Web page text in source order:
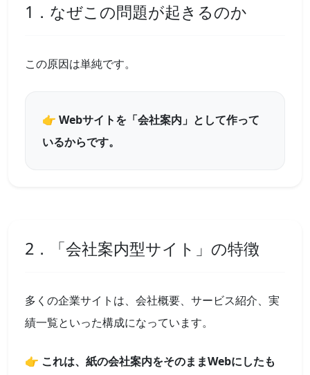
1．なぜこの問題が起きるのか
この原因は単純です。
👉 Webサイトを「会社案内」として作って
いるからです。
2．「会社案内型サイト」の特徴
多くの企業サイトは、会社概要、サービス紹介、実
績一覧といった構成になっています。
👉 これは、紙の会社案内をそのままWebにしたも